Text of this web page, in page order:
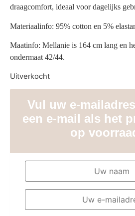
draagcomfort, ideaal voor dagelijks
Materiaalinfo: 95% cotton en 5%
Maatinfo: Mellanie is 164 cm lang en
ondermaat 42/44.
Uitverkocht
Vul uw e-
een e-mail als het
op